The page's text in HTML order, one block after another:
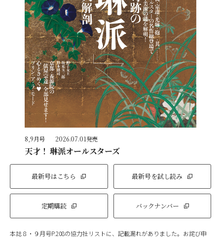
8,9月号 2026.07.01発売
天才！ 琳派オールスターズ
最新号はこちら 最新号を試し読み
定期購読 バックナンバー
本誌８・９月号P.208の協力社リストに、記載漏れがありました。お詫び申